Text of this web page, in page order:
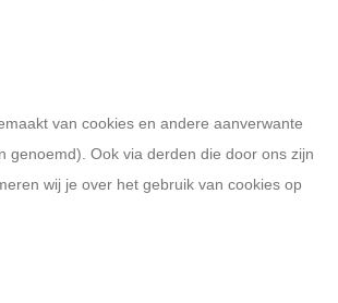
van cookies en andere aanverwante
genoemd). Ook via derden die door ons zijn
wij je over het gebruik van cookies op